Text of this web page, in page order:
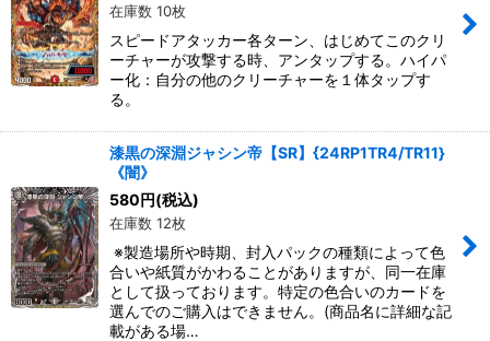
在庫数 10枚
スピードアタッカー各ターン、はじめてこのクリ
ーチャーが攻撃する時、アンタップする。ハイパ
ー化：自分の他のクリーチャーを１体タップす
る。
漆黒の深淵ジャシン帝【SR】{24RP1TR4/TR11}
《闇》
580円(税込)
在庫数 12枚
※製造場所や時期、封入パックの種類によって色
合いや紙質がかわることがありますが、同一在庫
として扱っております。特定の色合いのカードを
選んでのご購入はできません。(商品名に詳細な記
載がある場…